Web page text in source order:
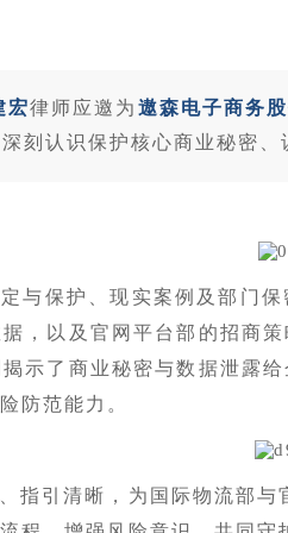
宏律师应邀为 遨森电子商务
刻认识保护核心商业秘密
与保护、现实案例及部门
，以及官网平台部的招商
示了商业秘密与数据泄露
防范能力。
指引清晰，为国际物流部